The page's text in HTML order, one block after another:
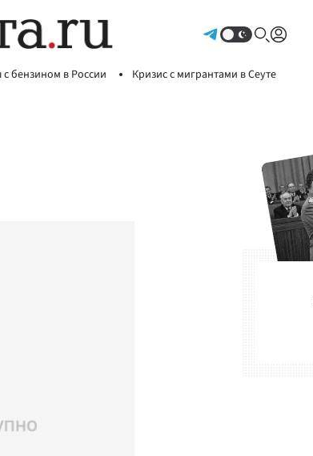
бензином в России Кризис с мигрантами в Сеуте